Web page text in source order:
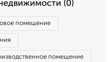
(0)
помещение
помещение